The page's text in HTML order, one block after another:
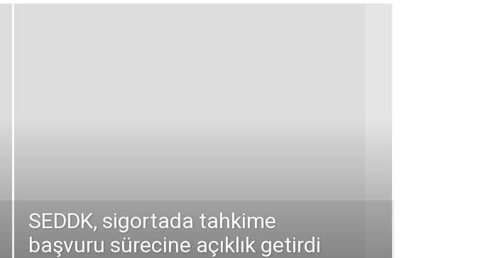
SEDDK, sigortada tahkime
başvuru sürecine açıklık getirdi